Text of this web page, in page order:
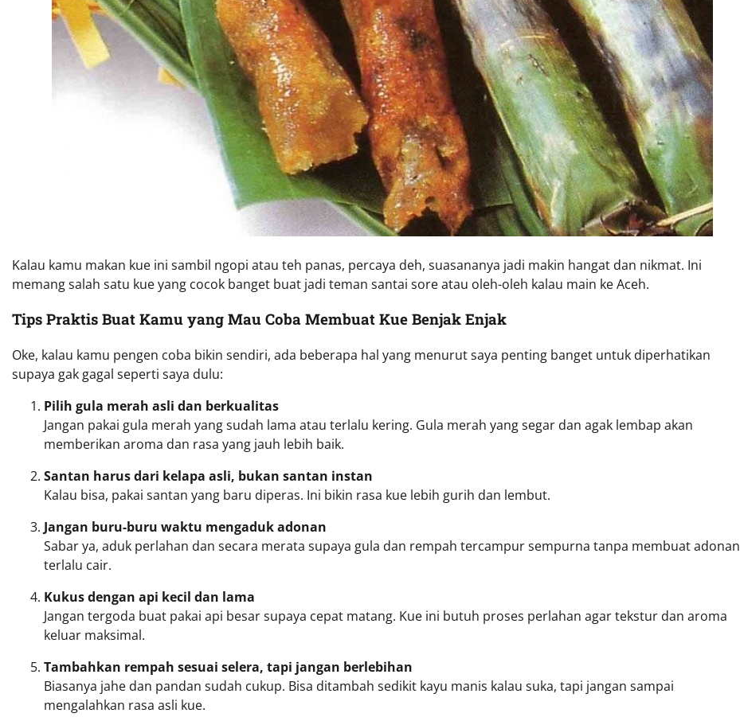
Kalau kamu makan kue ini sambil ngopi atau teh panas, percaya deh, suasananya jadi makin hangat dan nikmat. Ini
memang salah satu kue yang cocok banget buat jadi teman santai sore atau oleh-oleh kalau main ke Aceh.
Tips Praktis Buat Kamu yang Mau Coba Membuat Kue Benjak Enjak
Oke, kalau kamu pengen coba bikin sendiri, ada beberapa hal yang menurut saya penting banget untuk diperhatikan
supaya gak gagal seperti saya dulu:
Pilih gula merah asli dan berkualitas
Jangan pakai gula merah yang sudah lama atau terlalu kering. Gula merah yang segar dan agak lembap akan
memberikan aroma dan rasa yang jauh lebih baik.
Santan harus dari kelapa asli, bukan santan instan
Kalau bisa, pakai santan yang baru diperas. Ini bikin rasa kue lebih gurih dan lembut.
Jangan buru-buru waktu mengaduk adonan
Sabar ya, aduk perlahan dan secara merata supaya gula dan rempah tercampur sempurna tanpa membuat adonan
terlalu cair.
Kukus dengan api kecil dan lama
Jangan tergoda buat pakai api besar supaya cepat matang. Kue ini butuh proses perlahan agar tekstur dan aroma
keluar maksimal.
Tambahkan rempah sesuai selera, tapi jangan berlebihan
Biasanya jahe dan pandan sudah cukup. Bisa ditambah sedikit kayu manis kalau suka, tapi jangan sampai
mengalahkan rasa asli kue.